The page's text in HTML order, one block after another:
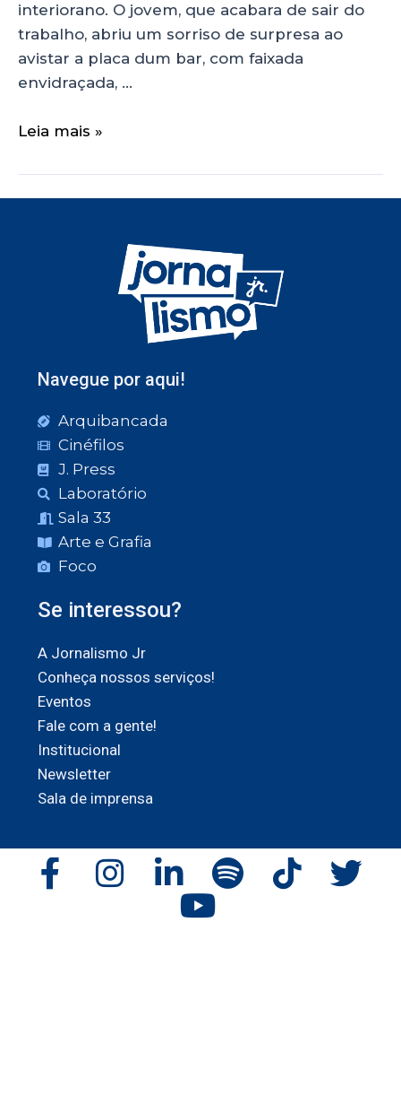
interiorano. O jovem, que acabara de sair do
trabalho, abriu um sorriso de surpresa ao
avistar a placa dum bar, com faixada
envidraçada, …
Leia mais »
Navegue por aqui!
Arquibancada
Cinéfilos
J. Press
Laboratório
Sala 33
Arte e Grafia
Foco
Se interessou?
A Jornalismo Jr
Conheça nossos serviços!
Eventos
Fale com a gente!
Institucional
Newsletter
Sala de imprensa